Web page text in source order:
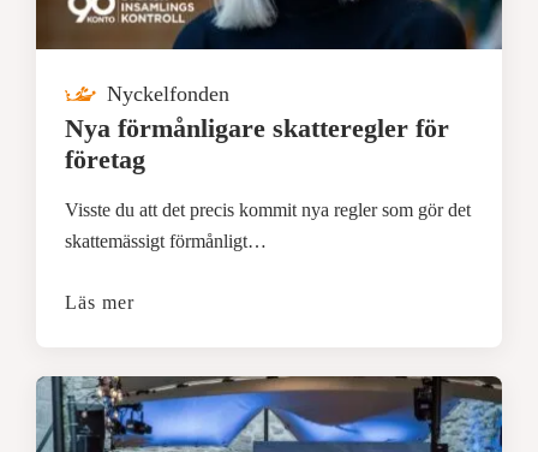
Nyckelfonden
Nya förmånligare skatteregler för
företag
Visste du att det precis kommit nya regler som gör det
skattemässigt förmånligt…
Läs mer